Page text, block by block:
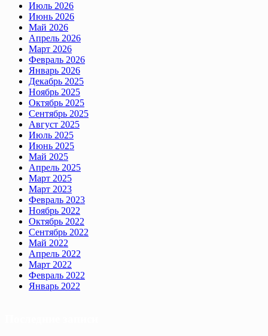
Июль 2026
Июнь 2026
Май 2026
Апрель 2026
Март 2026
Февраль 2026
Январь 2026
Декабрь 2025
Ноябрь 2025
Октябрь 2025
Сентябрь 2025
Август 2025
Июль 2025
Июнь 2025
Май 2025
Апрель 2025
Март 2025
Март 2023
Февраль 2023
Ноябрь 2022
Октябрь 2022
Сентябрь 2022
Май 2022
Апрель 2022
Март 2022
Февраль 2022
Январь 2022